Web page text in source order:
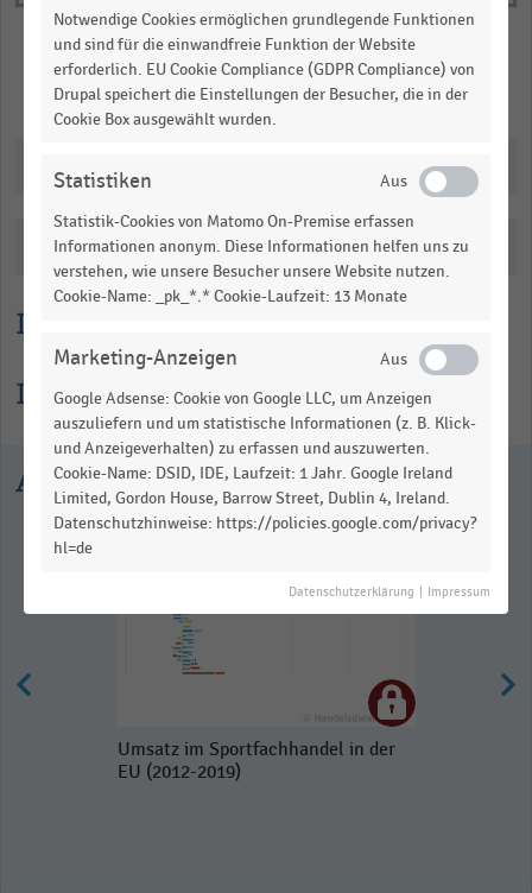
Lesehilfe
Informationen zur Statistik
Euro.
Range:
0.8389475
1.0425025.
table.
Merken Teilen
Katalogisierung
Ausgewählte Statistiken
Umsatz im Sportfachhandel in der
EU (2012-2019)
Notwendige Cookies ermöglichen grundlegende Funktionen
und sind für die einwandfreie Funktion der Website
erforderlich. EU Cookie Compliance (GDPR Compliance) von
Drupal speichert die Einstellungen der Besucher, die in der
Cookie Box ausgewählt wurden.
Statistiken
Statistik-Cookies von Matomo On-Premise erfassen
Informationen anonym. Diese Informationen helfen uns zu
verstehen, wie unsere Besucher unsere Website nutzen.
Cookie-Name: _pk_*.* Cookie-Laufzeit: 13 Monate
Marketing-Anzeigen
Google Adsense: Cookie von Google LLC, um Anzeigen
auszuliefern und um statistische Informationen (z. B. Klick-
und Anzeigeverhalten) zu erfassen und auszuwerten.
Cookie-Name: DSID, IDE, Laufzeit: 1 Jahr. Google Ireland
Limited, Gordon House, Barrow Street, Dublin 4, Ireland.
Datenschutzhinweise: https://policies.google.com/privacy?
hl=de
Datenschutzerklärung Impressum